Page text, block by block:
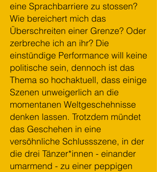
eine Sprachbarriere zu stossen?
Wie bereichert mich das
Überschreiten einer Grenze? Oder
zerbreche ich an ihr? Die
einstündige Performance will keine
politische sein, dennoch ist das
Thema so hochaktuell, dass einige
Szenen unweigerlich an die
momentanen Weltgeschehnisse
denken lassen. Trotzdem mündet
das Geschehen in eine
versöhnliche Schlussszene, in der
die drei Tänzer*innen - einander
umarmend - zu einer peppigen